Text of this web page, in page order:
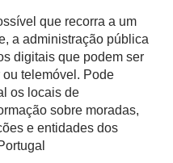
que recorra a um
a administração pública
digitais que podem ser
telemóvel. Pode
os locais de
sobre moradas,
e entidades dos